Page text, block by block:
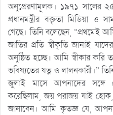
অনুপ্রেরণামূলক। ১৯৭১ সালের
প্রধানমন্ত্রীর বক্তৃতা মিডিয়া ও
গেছে। তিনি বলেছেন,
জাতির প্রতি স্বীকৃতি জানাই
অনুষ্ঠিত হচ্ছে। আমি স্বীকার
ভবিষ্যতের যত্ন ও লালনকারী।”
জুলাই মাসে আপনাদের সঙ্গে
করেছিলাম, জয় পরাজয় যাই
জানাবেন। আমি কৃতজ্ঞ যে,